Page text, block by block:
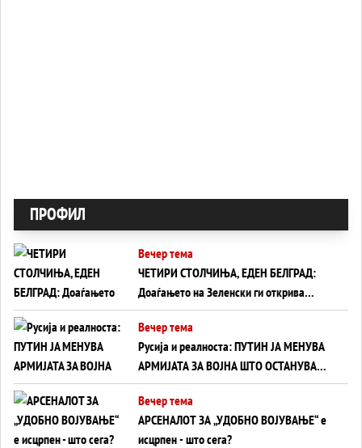
ПРОФИЛ
Вечер тема
ЧЕТИРИ СТОЛЧИЊА, ЕДЕН БЕЛГРАД:
Доаѓањето на Зеленски ги открива
тајните на политиката на балансирање
на Вучиќ
Вечер тема
Русија и реалноста: ПУТИН ЈА МЕНУВА
АРМИЈАТА ЗА ВОЈНА ШТО ОСТАНУВА
БЕЗ ФРОНТ
Вечер тема
АРСЕНАЛОТ ЗА „УДОБНО ВОЈУВАЊЕ“ е
исцрпен - што сега?